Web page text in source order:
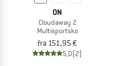
ON
Cloudaway 2
Multisportsko
fra 151,95 €
5,0(2)